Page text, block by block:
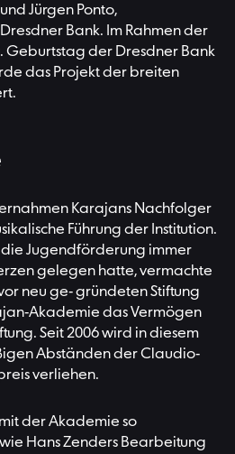
Jürgen Ponto,
Bank. Im Rahmen der
Geburtstag der Dresdner Bank
das Projekt der breiten
Karajans Nachfolger
Führung der Institution.
Jugendförderung immer
gelegen hatte, vermachte
neu ge- gründeten Stiftung
Akademie das Vermögen
Seit 2006 wird in diesem
Abständen der Claudio-
verliehen.
der Akademie so
Hans Zenders Bearbeitung